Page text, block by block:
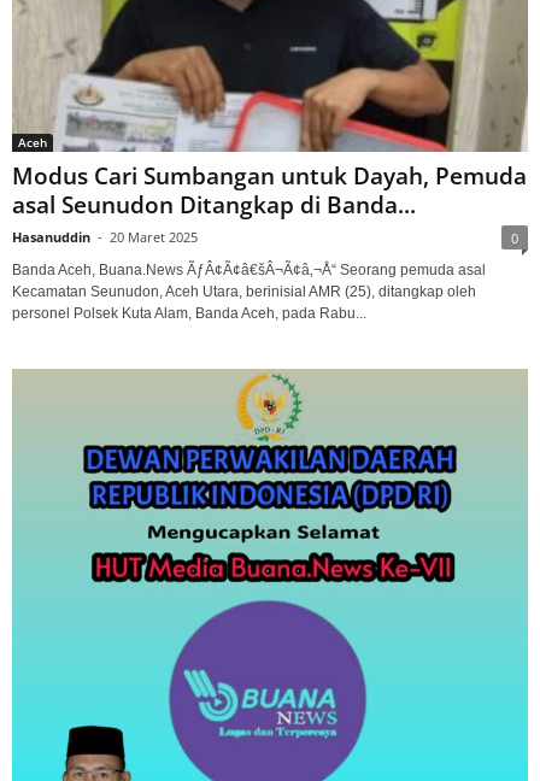
Aceh
Modus Cari Sumbangan untuk Dayah, Pemuda
asal Seunudon Ditangkap di Banda...
Hasanuddin - 20 Maret 2025 0
Banda Aceh, Buana.News ÃƒÂ¢Ã¢â€šÂ¬Ã¢â‚¬Å“ Seorang pemuda asal
Kecamatan Seunudon, Aceh Utara, berinisial AMR (25), ditangkap oleh
personel Polsek Kuta Alam, Banda Aceh, pada Rabu...